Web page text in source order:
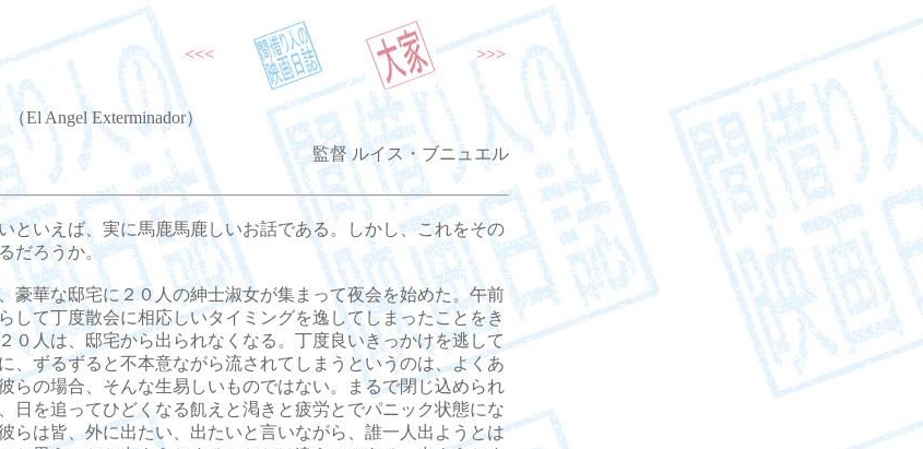
<<< >>>
El Angel Exterminador）
監督 ルイス・ブニュエル
といえば、実に馬鹿馬鹿しいお話である。しかし、これをその
だろうか。
豪華な邸宅に２０人の紳士淑女が集まって夜会を始めた。午前
して丁度散会に相応しいタイミングを逸してしまったことをき
０人は、邸宅から出られなくなる。丁度良いきっかけを逃して
、ずるずると不本意ながら流されてしまうというのは、よくあ
らの場合、そんな生易しいものではない。まるで閉じ込められ
日を追ってひどくなる飢えと渇きと疲労とでパニック状態にな
らは皆、外に出たい、出たいと言いながら、誰一人出ようとは